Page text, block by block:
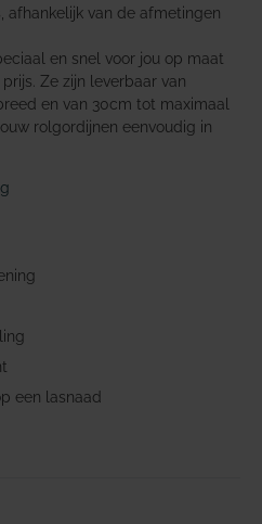
afhankelijk van de afmetingen
en snel voor jou op maat
Ze zijn leverbaar van
en van 30cm tot maximaal
rolgordijnen eenvoudig in
een lasnaad